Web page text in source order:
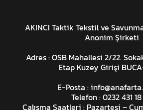
AKINCI Taktik Tekstil ve
Anonim Şirketi
Adres : OSB Mahallesi 2/22.
Etap Kuzey Girişi
E-Posta :
Telefon : 0232 431
Çalışma Saatleri : Pazartesi –